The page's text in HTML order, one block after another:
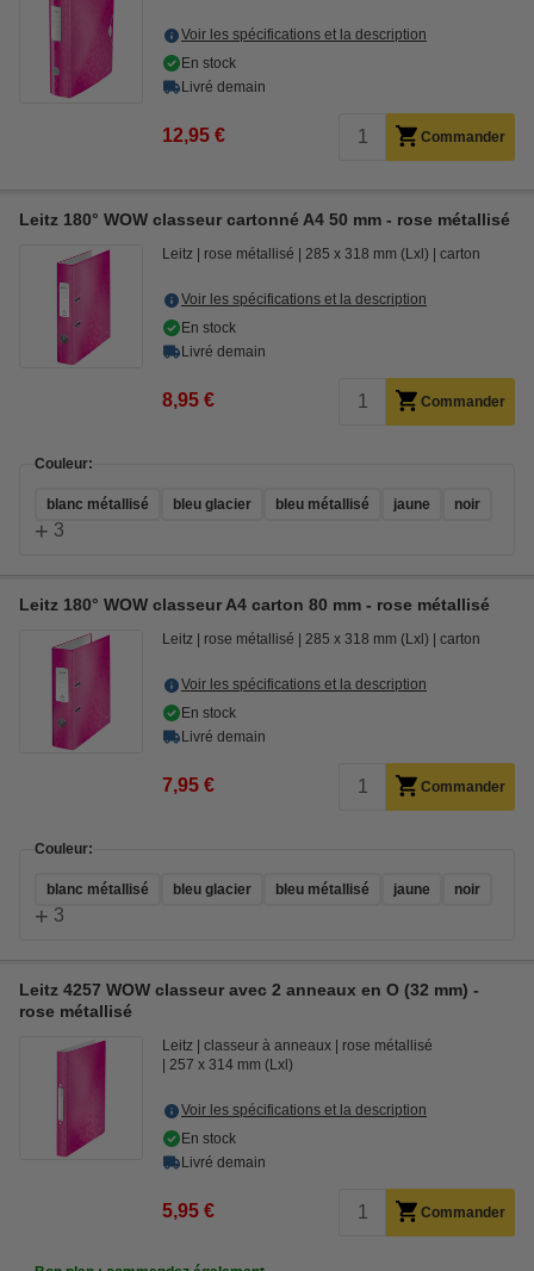
Voir les spécifications et la description
En stock
Livré demain
12,95 € Commander
Leitz 180° WOW classeur cartonné A4 50 mm - rose métallisé
Leitz rose métallisé 285 x 318 mm (Lxl) carton
Voir les spécifications et la description
En stock
Livré demain
8,95 € Commander
Couleur:
blanc métallisé bleu glacier bleu métallisé jaune noir
+ 3
Leitz 180° WOW classeur A4 carton 80 mm - rose métallisé
Leitz rose métallisé 285 x 318 mm (Lxl) carton
Voir les spécifications et la description
En stock
Livré demain
7,95 € Commander
Couleur:
blanc métallisé bleu glacier bleu métallisé jaune noir
+ 3
Leitz 4257 WOW classeur avec 2 anneaux en O (32 mm) -
rose métallisé
Leitz classeur à anneaux
rose métallisé
257 x 314 mm (Lxl)
Voir les spécifications et la description
En stock
Livré demain
5,95 € Commander